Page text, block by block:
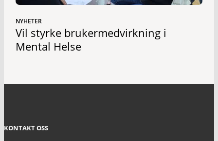
NYHETER
Vil styrke brukermedvirkning i
Mental Helse
KONTAKT OSS